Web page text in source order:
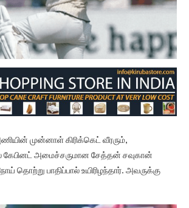
முன்னாள் கிரிக்கெட் வீரரும்,
கேபினட் அமைச்சருமான சேத்தன் சவுகான்
பாதிப்பால் உயிரிழந்தார். அவருக்கு